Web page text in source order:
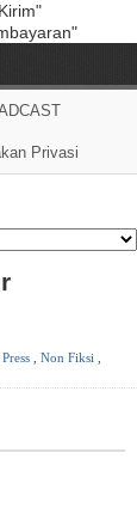
Privasi
Non Fiksi